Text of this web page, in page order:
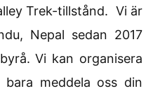
Trek-tillstånd. Vi är
Nepal sedan 2017
Vi kan organisera
meddela oss din